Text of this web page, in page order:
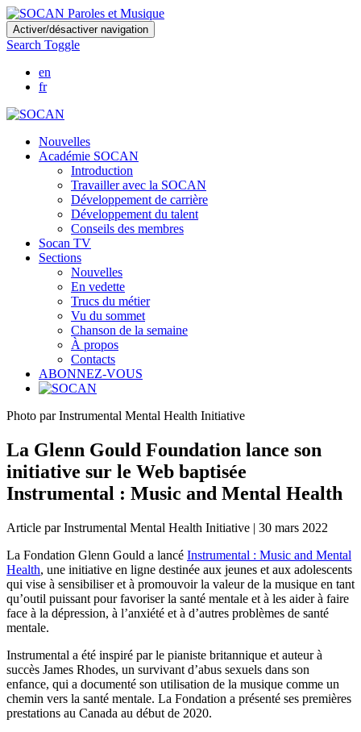
Skip
to
main
content
Activer/désactiver navigation
Search Toggle
en
fr
Nouvelles
Académie SOCAN
Introduction
Travailler avec la SOCAN
Développement de carrière
Développement du talent
Conseils des membres
Socan TV
Sections
Nouvelles
En vedette
Trucs du métier
Vu du sommet
Chanson de la semaine
À propos
Contacts
ABONNEZ-VOUS
Photo par Instrumental Mental Health Initiative
La Glenn Gould Foundation lance son
initiative sur le Web baptisée
Instrumental : Music and Mental Health
Article par Instrumental Mental Health Initiative | 30 mars 2022
La Fondation Glenn Gould a lancé Instrumental : Music and Mental
Health, une initiative en ligne destinée aux jeunes et aux adolescents
qui vise à sensibiliser et à promouvoir la valeur de la musique en tant
qu’outil puissant pour favoriser la santé mentale et à les aider à faire
face à la dépression, à l’anxiété et à d’autres problèmes de santé
mentale.
Instrumental a été inspiré par le pianiste britannique et auteur à
succès James Rhodes, un survivant d’abus sexuels dans son
enfance, qui a documenté son utilisation de la musique comme un
chemin vers la santé mentale. La Fondation a présenté ses premières
prestations au Canada au début de 2020.